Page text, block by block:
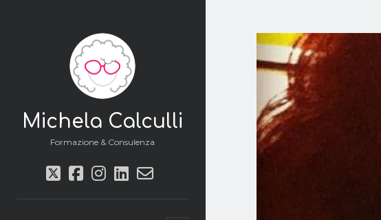
Michela Calculli
Formazione & Consulenza
twitter
facebook
instagram
linkedin
email-